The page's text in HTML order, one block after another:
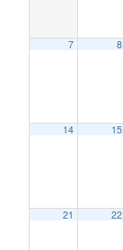
7 8
14 15
21 22